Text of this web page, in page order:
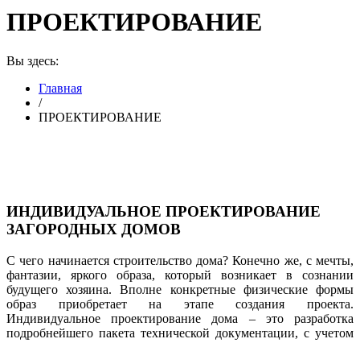
ПРОЕКТИРОВАНИЕ
Вы здесь:
Главная
/
ПРОЕКТИРОВАНИЕ
ИНДИВИДУАЛЬНОЕ ПРОЕКТИРОВАНИЕ
ЗАГОРОДНЫХ ДОМОВ
С чего начинается строительство дома? Конечно же, с мечты,
фантазии, яркого образа, который возникает в сознании
будущего хозяина. Вполне конкретные физические формы
образ приобретает на этапе создания проекта.
Индивидуальное проектирование дома – это разработка
подробнейшего пакета технической документации, с учетом